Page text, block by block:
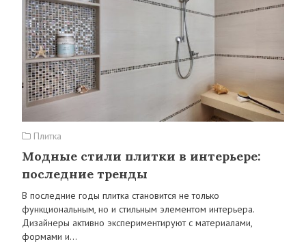
Плитка
Модные стили плитки в интерьере:
последние тренды
В последние годы плитка становится не только
функциональным, но и стильным элементом интерьера.
Дизайнеры активно экспериментируют с материалами,
формами и…